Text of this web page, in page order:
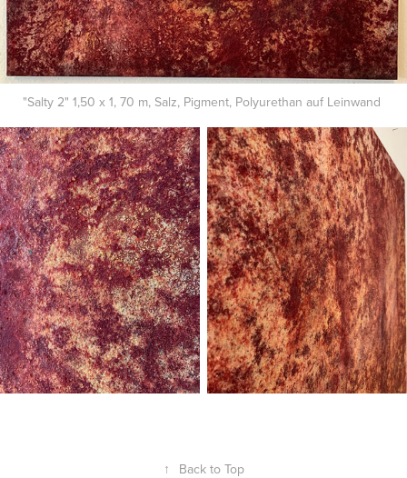
"Salty 2" 1,50 x 1, 70 m, Salz, Pigment, Polyurethan auf Leinwand
↑ Back to Top